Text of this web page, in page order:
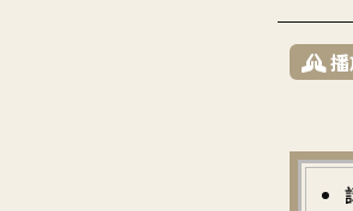
播